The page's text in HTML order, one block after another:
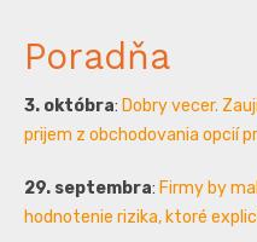
Poradňa
3. októbra: Dobry vecer.
prijem z obchodovania opcií
29. septembra: Firmy by
hodnotenie rizika, ktoré